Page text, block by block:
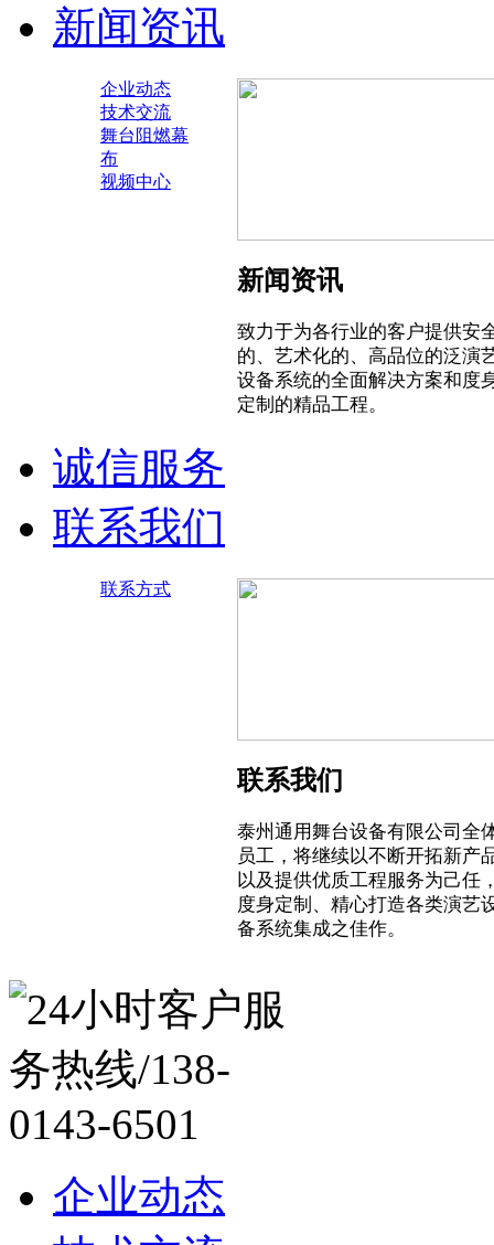
新闻资讯
企业动态
技术交流
舞台阻燃幕
布
视频中心
新闻资讯
致力于为各行业的客户提供安
的、艺术化的、高品位的泛演
设备系统的全面解决方案和度
定制的精品工程。
诚信服务
联系我们
联系方式
联系我们
泰州通用舞台设备有限公司全
员工，将继续以不断开拓新产
以及提供优质工程服务为己任
度身定制、精心打造各类演艺
备系统集成之佳作。
企业动态